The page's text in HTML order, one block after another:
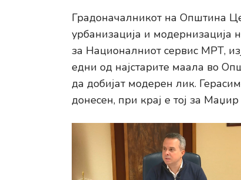
Градоначалникот на Општина
урбанизација и модернизација
за Националниот сервис МРТ,
едни од најстарите маала во
да добијат модерен лик.
донесен, при крај е тој за